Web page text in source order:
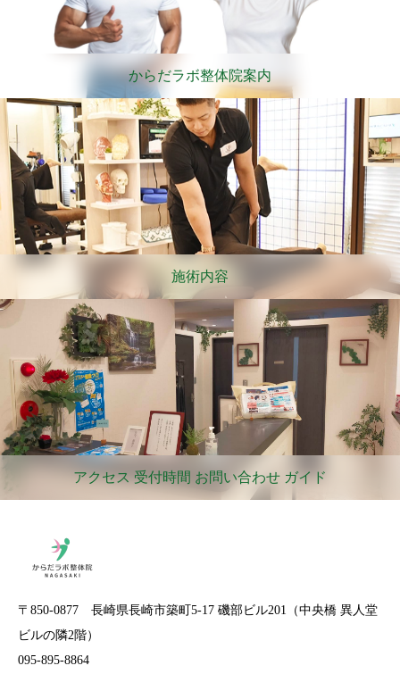
からだラボ整体院案内
施術内容
アクセス 受付時間 お問い合わせ ガイド
〒850-0877 長崎県長崎市築町5-17 磯部ビル201（中央橋 異人堂
ビルの隣2階）
095-895-8864